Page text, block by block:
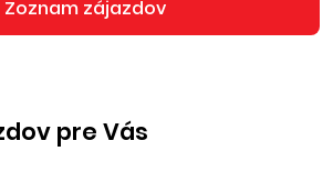
Zoznam zájazdov
pre Vás